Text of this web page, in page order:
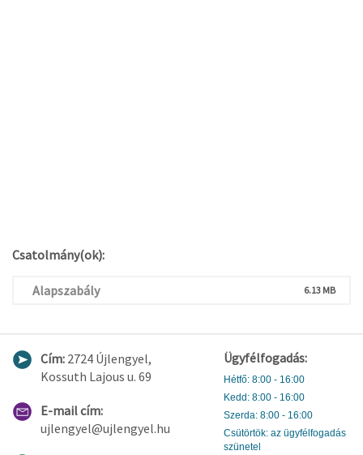
Csatolmány(ok):
Alapszabály 6.13 MB
Cím: 2724 Újlengyel,
Kossuth Lajous u. 69
E-mail cím:
ujlengyel@ujlengyel.hu
Ügyfélfogadás:
Hétfő: 8:00 - 16:00
Kedd: 8:00 - 16:00
Szerda: 8:00 - 16:00
Csütörtök: az ügyfélfogadás
szünetel